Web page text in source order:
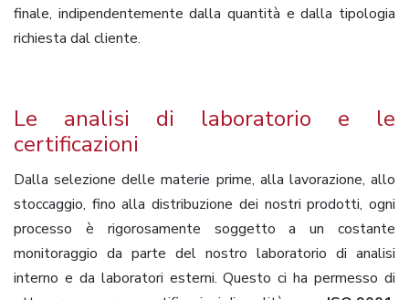
finale, indipendentemente dalla quantità e dalla tipologia
richiesta dal cliente.
Le analisi di laboratorio e le
certificazioni
Dalla selezione delle materie prime, alla lavorazione, allo
stoccaggio, fino alla distribuzione dei nostri prodotti, ogni
processo è rigorosamente soggetto a un costante
monitoraggio da parte del nostro laboratorio di analisi
interno e da laboratori esterni. Questo ci ha permesso di